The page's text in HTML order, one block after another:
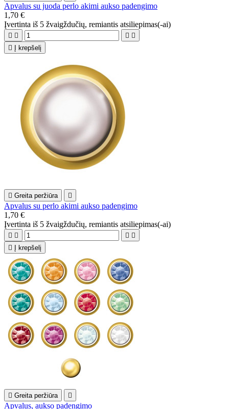
Apvalus su juoda perlo akimi aukso padengimo
1,70 €
Įvertinta iš 5 žvaigždučių, remiantis atsiliepimas(-ai)
   

Į krepšelį
 Greita peržiūra 
Apvalus su perlo akimi aukso padengimo
1,70 €
Įvertinta iš 5 žvaigždučių, remiantis atsiliepimas(-ai)
   

Į krepšelį
 Greita peržiūra 
Apvalus, aukso padengimo